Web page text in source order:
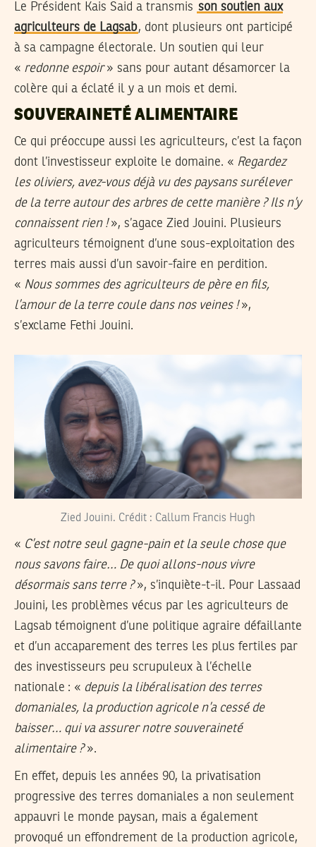
Le Président Kais Said a transmis son soutien aux
agriculteurs de Lagsab, dont plusieurs ont participé
à sa campagne électorale. Un soutien qui leur
« redonne espoir» sans pour autant désamorcer la
colère qui a éclaté il y a un mois et demi.
SOUVERAINETÉ ALIMENTAIRE
Ce qui préoccupe aussi les agriculteurs, c’est la façon
dont l’investisseur exploite le domaine. « Regardez
les oliviers, avez-vous déjà vu des paysans surélever
de la terre autour des arbres de cette manière ? Ils n’y
connaissent rien !», s’agace Zied Jouini. Plusieurs
agriculteurs témoignent d’une sous-exploitation des
terres mais aussi d’un savoir-faire en perdition.
« Nous sommes des agriculteurs de père en fils,
l’amour de la terre coule dans nos veines !»,
s’exclame Fethi Jouini.
Zied Jouini. Crédit : Callum Francis Hugh
« C’est notre seul gagne-pain et la seule chose que
nous savons faire… De quoi allons-nous vivre
désormais sans terre ?», s’inquiète-t-il. Pour Lassaad
Jouini, les problèmes vécus par les agriculteurs de
Lagsab témoignent d’une politique agraire défaillante
et d’un accaparement des terres les plus fertiles par
des investisseurs peu scrupuleux à l’échelle
nationale : « depuis la libéralisation des terres
domaniales, la production agricole n’a cessé de
baisser… qui va assurer notre souveraineté
alimentaire ?».
En effet, depuis les années 90, la privatisation
progressive des terres domaniales a non seulement
appauvri le monde paysan, mais a également
provoqué un effondrement de la production agricole,